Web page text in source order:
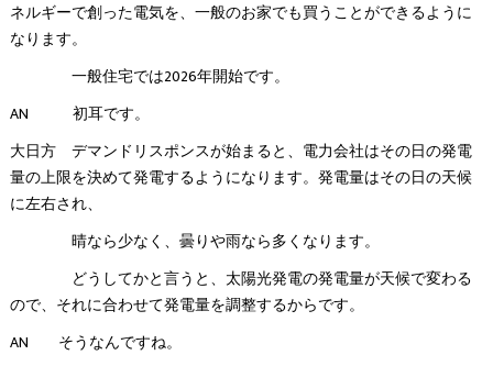
ネルギーで創った電気を、一般のお家でも買うことができるように
なります。
一般住宅では2026年開始です。
AN 初耳です。
大日方 デマンドリスポンスが始まると、電力会社はその日の発電
量の上限を決めて発電するようになります。発電量はその日の天候
に左右され、
晴なら少なく、曇りや雨なら多くなります。
どうしてかと言うと、太陽光発電の発電量が天候で変わる
ので、それに合わせて発電量を調整するからです。
AN そうなんですね。